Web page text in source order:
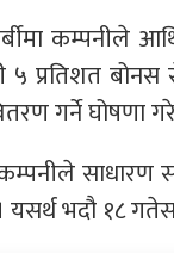
कम्पनीले
५ प्रतिशत
गर्ने घोषणा
साधारण
यसर्थ भदौ १८